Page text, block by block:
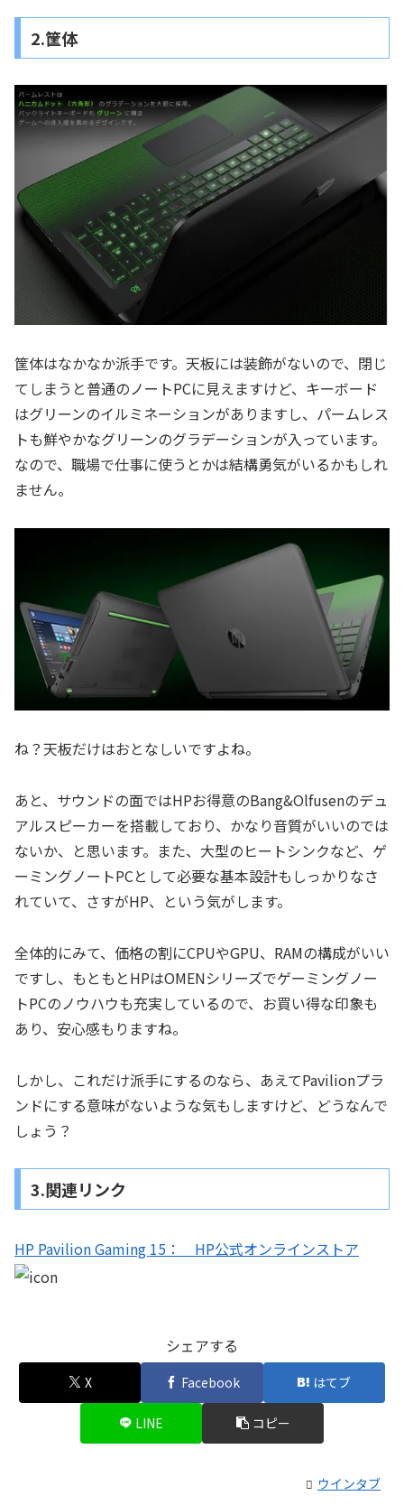
2.筐体
筐体はなかなか派手です。天板には装飾がないので、閉じ
てしまうと普通のノートPCに見えますけど、キーボード
はグリーンのイルミネーションがありますし、パームレス
トも鮮やかなグリーンのグラデーションが入っています。
なので、職場で仕事に使うとかは結構勇気がいるかもしれ
ません。
ね？天板だけはおとなしいですよね。
あと、サウンドの面ではHPお得意のBang&Olfusenのデュ
アルスピーカーを搭載しており、かなり音質がいいのでは
ないか、と思います。また、大型のヒートシンクなど、ゲ
ーミングノートPCとして必要な基本設計もしっかりなさ
れていて、さすがHP、という気がします。
全体的にみて、価格の割にCPUやGPU、RAMの構成がいい
ですし、もともとHPはOMENシリーズでゲーミングノー
トPCのノウハウも充実しているので、お買い得な印象も
あり、安心感もりますね。
しかし、これだけ派手にするのなら、あえてPavilionプラ
ンドにする意味がないような気もしますけど、どうなんで
しょう？
3.関連リンク
HP Pavilion Gaming 15： HP公式オンラインストア
シェアする
X Facebook はてブ
LINE コピー
ウインタブ